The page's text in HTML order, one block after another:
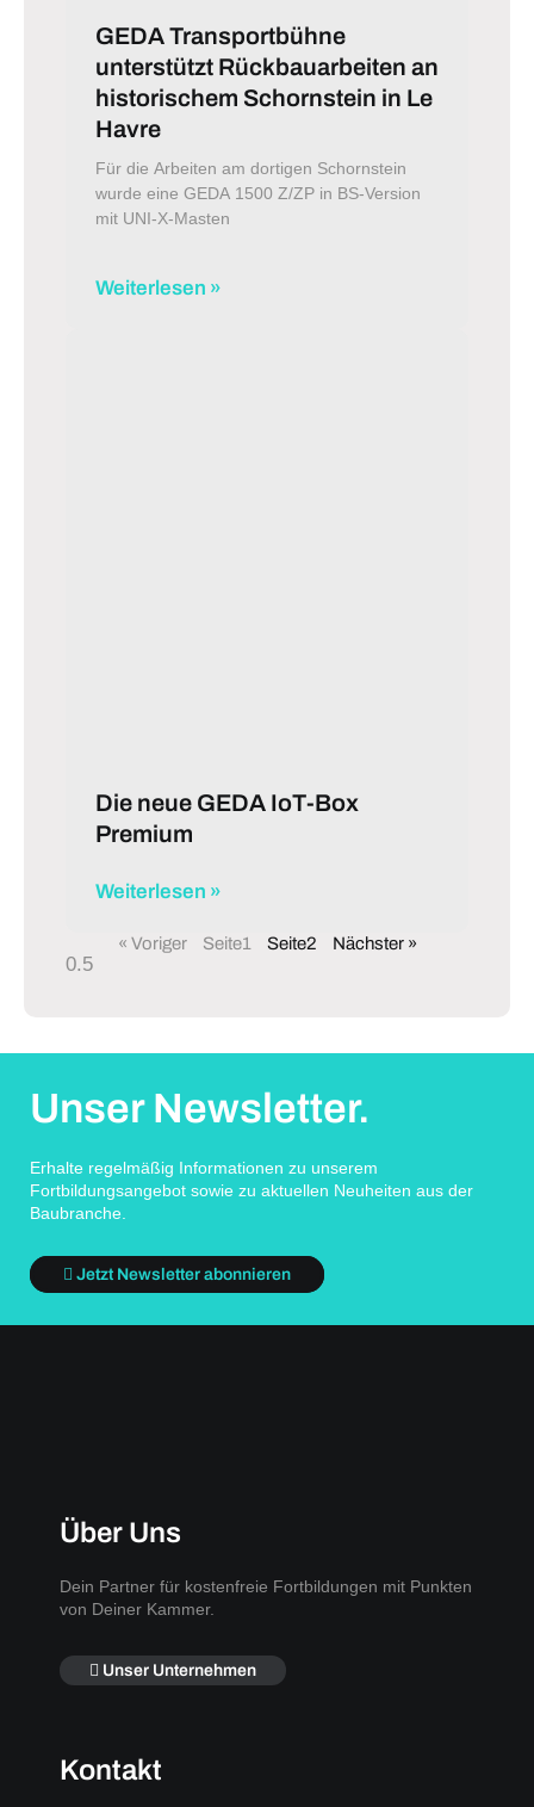
GEDA Transportbühne
unterstützt Rückbauarbeiten an
historischem Schornstein in Le
Havre
Für die Arbeiten am dortigen Schornstein
wurde eine GEDA 1500 Z/ZP in BS-Version
mit UNI-X-Masten
Weiterlesen »
Die neue GEDA IoT-Box
Premium
Weiterlesen »
« Voriger Seite1 Seite2 Nächster »
Unser Newsletter.
Erhalte regelmäßig Informationen zu unserem
Fortbildungsangebot sowie zu aktuellen Neuheiten aus der
Baubranche.
Jetzt Newsletter abonnieren
Über Uns
Dein Partner für kostenfreie Fortbildungen mit Punkten
von Deiner Kammer.
Unser Unternehmen
Kontakt